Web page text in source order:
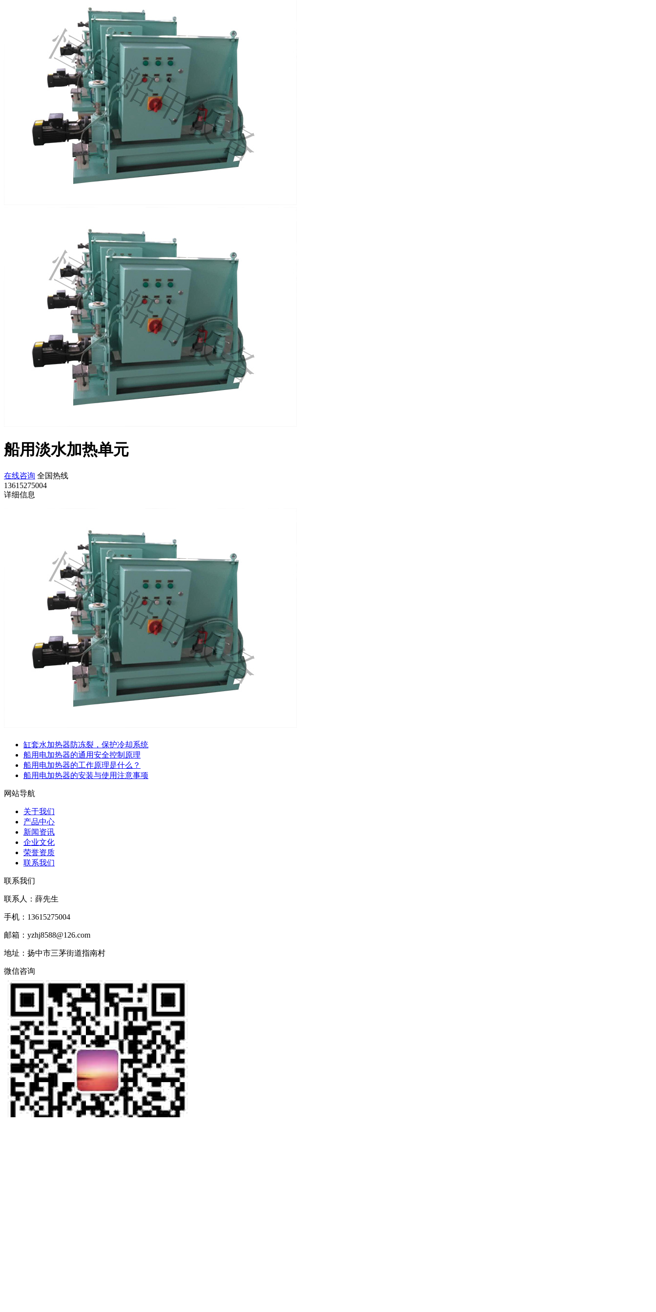
船用淡水加热单元
在线咨询 全国热线
13615275004
详细信息
缸套水加热器防冻裂，保护冷却系统
船用电加热器的通用安全控制原理
船用电加热器的工作原理是什么？
船用电加热器的安装与使用注意事项
网站导航
关于我们
产品中心
新闻资讯
企业文化
荣誉资质
联系我们
联系我们
联系人：薛先生
手机：13615275004
邮箱：yzhj8588@126.com
地址：扬中市三茅街道指南村
微信咨询